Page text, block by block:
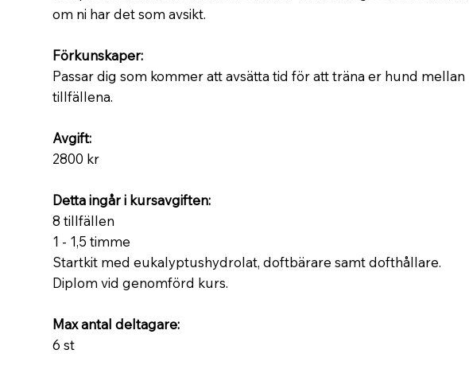
om ni har det som avsikt.
Förkunskaper:
Passar dig som kommer att avsätta tid för att träna er hund mellan
tillfällena.
Avgift:
2800 kr
Detta ingår i kursavgiften:
8 tillfällen
1 - 1,5 timme
Startkit med eukalyptushydrolat, doftbärare samt dofthållare.
Diplom vid genomförd kurs.
Max antal deltagare:
6 st